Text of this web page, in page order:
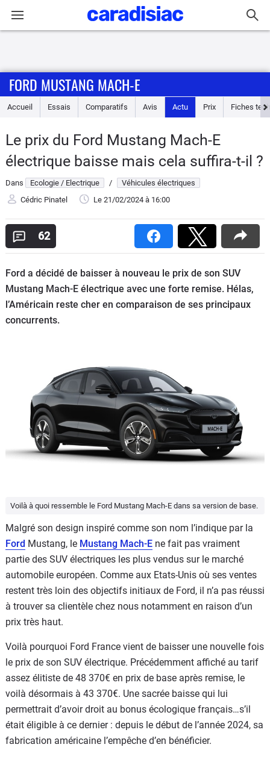
Accueil
Essais
Guide
d'achat
Electriques
Utilitaires
Flottes
Auto
Marques
FORD MUSTANG MACH-E
Accueil Essais Comparatifs Avis Actu Prix Fiches
Le prix du Ford Mustang Mach-E
électrique baisse mais cela suffira-t-il ?
Dans Ecologie / Electrique /
Véhicules électriques
Cédric Pinatel
Le 21/02/2024 à 16:00
62
Ford a décidé de baisser à nouveau le prix de son SUV
Mustang Mach-E électrique avec une forte remise. Hélas,
l’Américain reste cher en comparaison de ses principaux
concurrents.
Voilà à quoi ressemble le Ford Mustang Mach-E dans sa version de base.
Malgré son design inspiré comme son nom l’indique par la
Ford Mustang, le Mustang Mach-E ne fait pas vraiment
partie des SUV électriques les plus vendus sur le marché
automobile européen. Comme aux Etats-Unis où ses ventes
restent très loin des objectifs initiaux de Ford, il n’a pas réussi
à trouver sa clientèle chez nous notamment en raison d’un
prix très haut.
Voilà pourquoi Ford France vient de baisser une nouvelle fois
le prix de son SUV électrique. Précédemment affiché au tarif
assez élitiste de 48 370€ en prix de base après remise, le
voilà désormais à 43 370€. Une sacrée baisse qui lui
permettrait d’avoir droit au bonus écologique français…s’il
était éligible à ce dernier : depuis le début de l’année 2024, sa
fabrication américaine l’empêche d’en bénéficier.